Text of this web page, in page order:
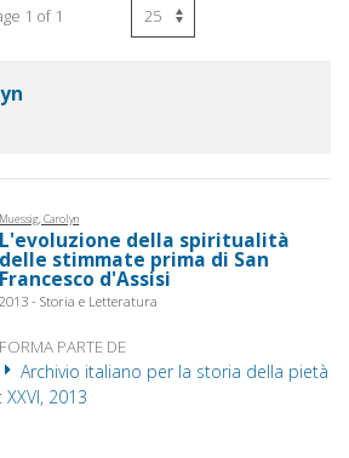
1 of 1
Muessig, Carolyn
L'evoluzione della spiritualità
delle stimmate prima di San
Francesco d'Assisi
2013 - Storia e Letteratura
FORMA PARTE DE
Archivio italiano per la storia della pietà
: XXVI, 2013